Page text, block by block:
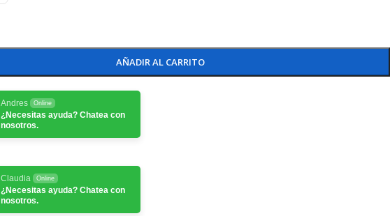
AÑADIR AL CARRITO
Andres Online
¿Necesitas ayuda? Chatea con
nosotros.
Claudia Online
¿Necesitas ayuda? Chatea con
nosotros.